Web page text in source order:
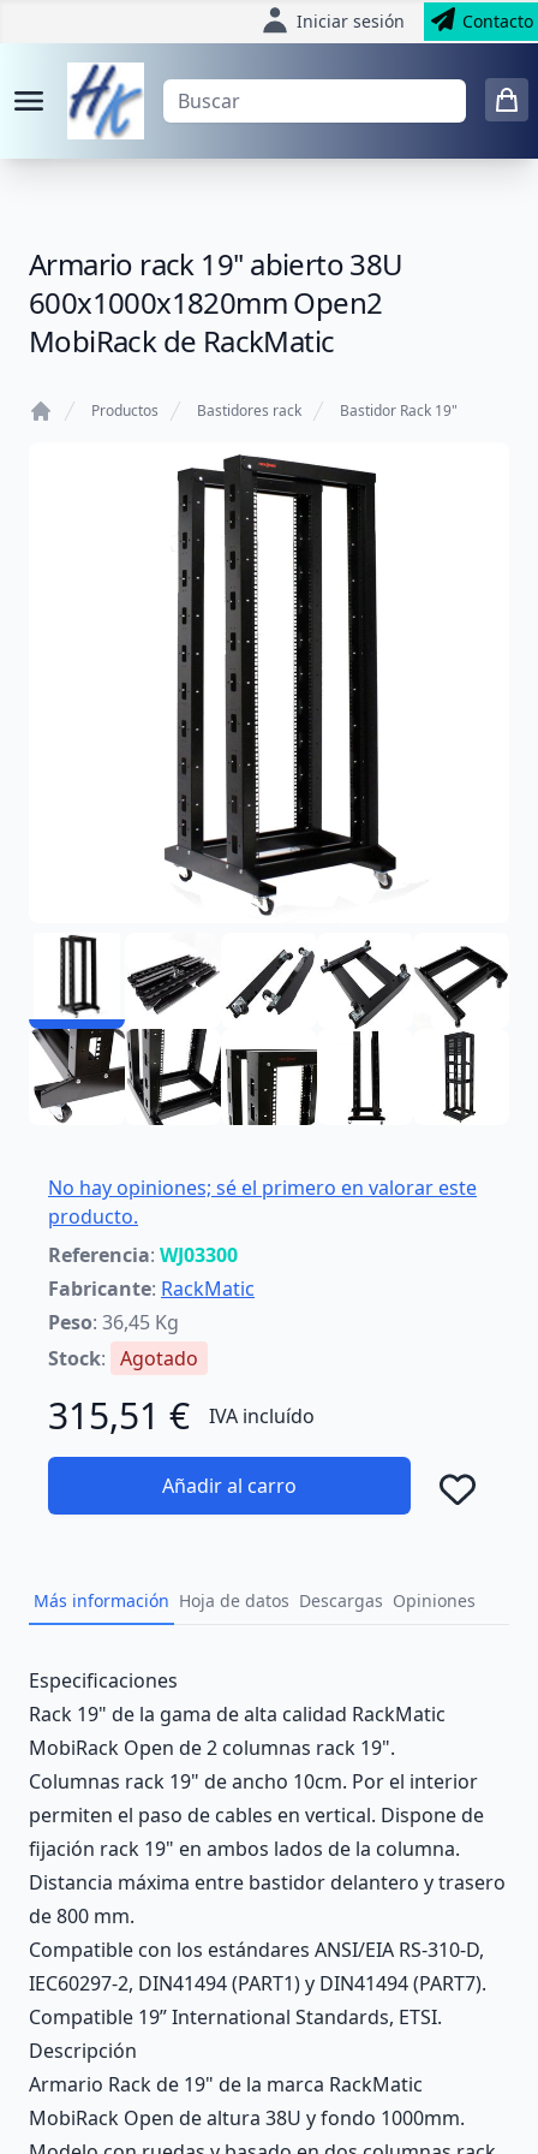
Iniciar sesión Contacto
Armario rack 19'' abierto 38U
600x1000x1820mm Open2
MobiRack de RackMatic
Productos Bastidores rack Bastidor Rack 19"
No hay opiniones; sé el primero en valorar este
producto.
Referencia: WJ03300
Fabricante: RackMatic
Peso: 36,45 Kg
Stock: Agotado
315,51 € IVA incluído
Añadir al carro
Más información Hoja de datos Descargas Opiniones
Description
Especificaciones
Rack 19" de la gama de alta calidad RackMatic
MobiRack Open de 2 columnas rack 19".
Columnas rack 19" de ancho 10cm. Por el interior
permiten el paso de cables en vertical. Dispone de
fijación rack 19" en ambos lados de la columna.
Distancia máxima entre bastidor delantero y trasero
de 800 mm.
Compatible con los estándares ANSI/EIA RS-310-D,
IEC60297-2, DIN41494 (PART1) y DIN41494 (PART7).
Compatible 19” International Standards, ETSI.
Descripción
Armario Rack de 19" de la marca RackMatic
MobiRack Open de altura 38U y fondo 1000mm.